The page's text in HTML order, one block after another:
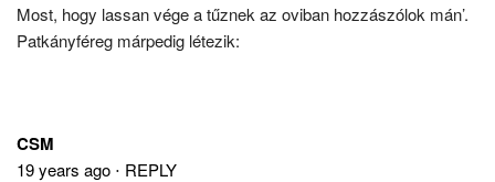
Most, hogy lassan vége a tűznek az oviban hozzászólok mán’.
Patkányféreg márpedig létezik:
CSM
19 years ago ⋅ REPLY